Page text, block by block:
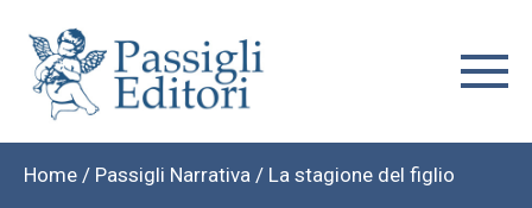
Home / Passigli Narrativa / La stagione del figlio